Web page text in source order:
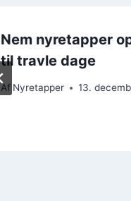
Nem nyretapper
til travle dage
Af Nyretapper 13.